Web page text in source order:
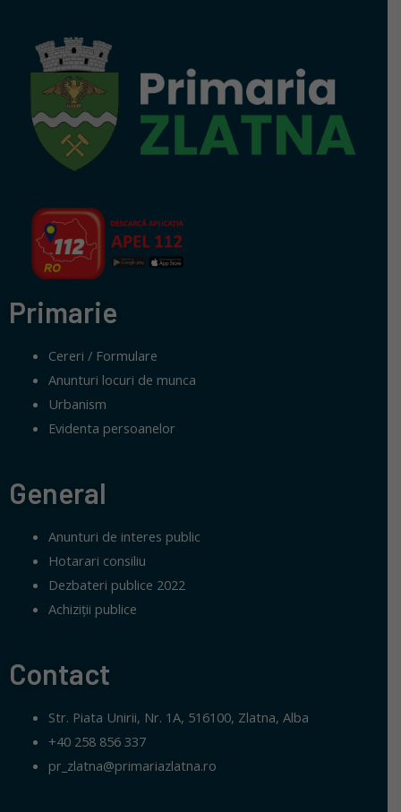
Primarie
Cereri / Formulare
Anunturi locuri de munca
Urbanism
Evidenta persoanelor
General
Anunturi de interes public
Hotarari consiliu
Dezbateri publice 2022
Achiziții publice
Contact
Str. Piata Unirii, Nr. 1A, 516100, Zlatna, Alba
+40 258 856 337
pr_zlatna@primariazlatna.ro